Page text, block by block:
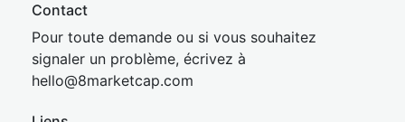
Contact
Pour toute demande ou si vous souhaitez
signaler un problème, écrivez à
hello@8marketcap.com